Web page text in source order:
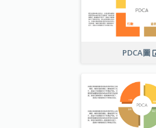
PDCA圖